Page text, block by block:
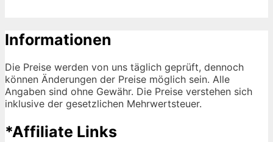
Informationen
Die Preise werden von uns täglich geprüft, dennoch
können Änderungen der Preise möglich sein. Alle
Angaben sind ohne Gewähr. Die Preise verstehen sich
inklusive der gesetzlichen Mehrwertsteuer.
*Affiliate Links